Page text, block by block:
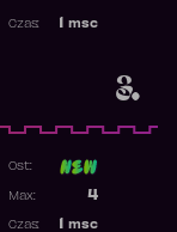
3.
msc
Czas:
Ost:
4
Max:
msc
Czas: